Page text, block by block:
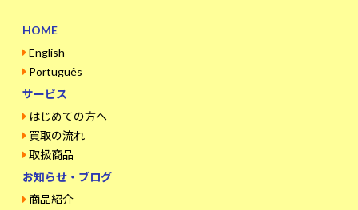
HOME
English
Português
サービス
はじめての方へ
買取の流れ
取扱商品
お知らせ・ブログ
商品紹介